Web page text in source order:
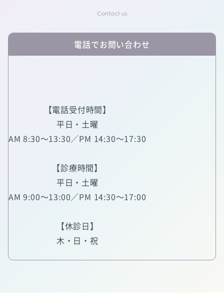
電話でお問い合わせ
【電話受付時間】
平日・土曜
AM 8:30～13:30／PM 14:30～17:30
【診療時間】
平日・土曜
AM 9:00～13:00／PM 14:30～17:00
【休診日】
木・日・祝